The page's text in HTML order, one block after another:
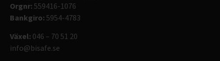
Orgnr: 559416-1076
Bankgiro: 5954-4783
Växel: 046 – 70 51 20
info@bisafe.se